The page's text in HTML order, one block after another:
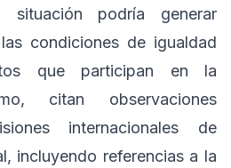
situación podría generar
condiciones de igualdad
que participan en la
citan observaciones
internacionales de
incluyendo referencias a la